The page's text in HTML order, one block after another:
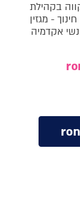
בקהילת
- מגזין
אקדמיה